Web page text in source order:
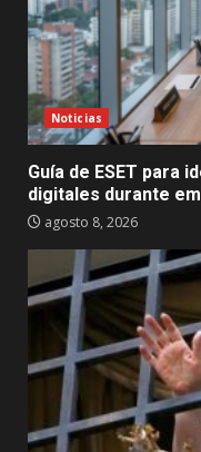
Noticias
Guía de ESET para
digitales durante
agosto 8, 2026